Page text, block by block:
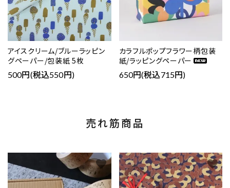
アイスクリーム/ブルーラッピン
グペーパー/包装紙 5枚
500円(税込550円)
カラフルポップフラワー柄包装
紙/ラッピングペーパー
650円(税込715円)
売れ筋商品
favorite favorite